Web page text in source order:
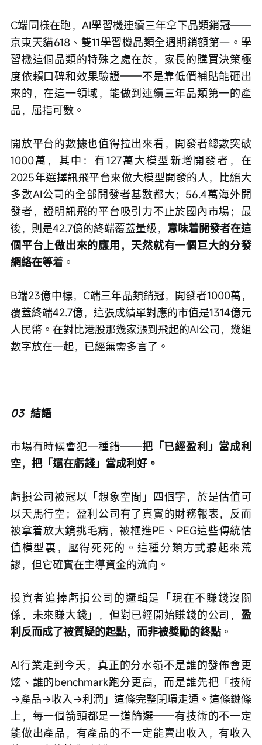
C端同樣在跑，AI學習機連續三年拿下品類銷冠——
京東天貓618、雙11學習機品類全週期銷額第一。學
習機這個品類的特殊之處在於，家長的購買決策極
度依賴口碑和效果驗證——不是靠低價補貼能砸出
來的，在這一領域，能做到連續三年品類第一的產
品，屈指可數。
開放平台的數據也值得拉出來看，開發者總數突破
1000萬，其中：有127萬大模型新增開發者，在
2025年選擇訊飛平台來做大模型開發的人，比絕大
多數AI公司的全部開發者基數都大；56.4萬海外開
發者，證明訊飛的平台吸引力不止於國內市場；最
後，則是42.7億的終端覆蓋量級， 意味着開發者在這
個平台上做出來的應用，天然就有一個巨大的分發
網絡在等着 。
B端23億中標，C端三年品類銷冠，開發者1000萬，
覆蓋終端42.7億，這張成績單對應的市值是1314億元
人民幣。在對比港股那幾家漲到飛起的AI公司，幾組
數字放在一起，已經無需多言了。
03 結語
市場有時候會犯一種錯——把「已經盈利」當成利
空，把「還在虧錢」當成利好。
虧損公司被冠以「想象空間」四個字，於是估值可
以天馬行空；盈利公司有了真實的財務報表，反而
被拿着放大鏡挑毛病，被框進PE、PEG這些傳統估
值模型裏，壓得死死的。這種分類方式聽起來荒
謬，但它確實在主導資金的流向。
投資者追捧虧損公司的邏輯是「現在不賺錢沒關
係，未來賺大錢」，但對已經開始賺錢的公司， 盈
利反而成了被質疑的起點，而非被獎勵的終點 。
AI行業走到今天，真正的分水嶺不是誰的發佈會更
炫、誰的benchmark跑分更高，而是誰先把「技術
→產品→收入→利潤」這條完整閉環走通。這條鏈條
上，每一個箭頭都是一道篩選——有技術的不一定
能做出產品，有產品的不一定能賣出收入，有收入